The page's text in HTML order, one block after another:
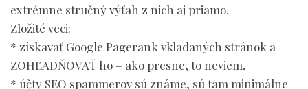
extrémne stručný výťah z nich aj priamo.
Zložité veci:
* získavať Google Pagerank vkladaných stránok a
ZOHĽADŇOVAŤ ho – ako presne, to neviem,
* účty SEO spammerov sú známe, sú tam minimálne